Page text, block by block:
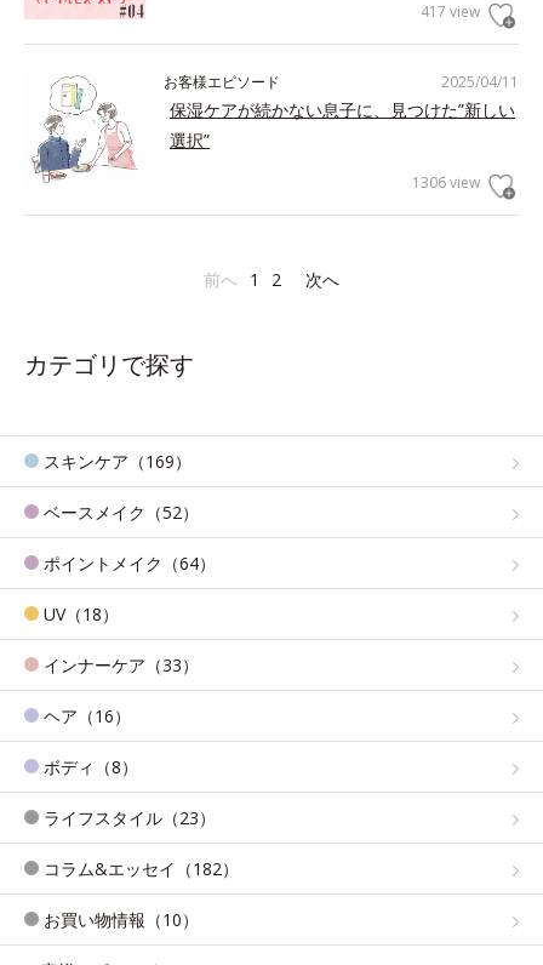
417 view
2025/04/11
お客様エピソード
保湿ケアが続かない息子に、見つけた”新しい
選択”
1306 view
前へ 1 2 次へ
カテゴリで探す
スキンケア（169）
ベースメイク（52）
ポイントメイク（64）
UV（18）
インナーケア（33）
ヘア（16）
ボディ（8）
ライフスタイル（23）
コラム&エッセイ（182）
お買い物情報（10）